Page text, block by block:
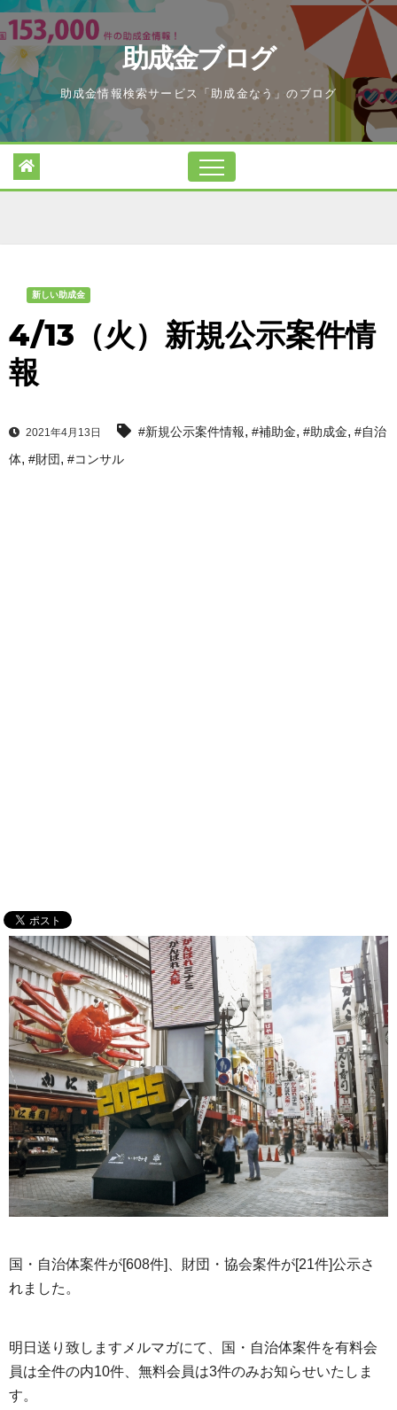
Skip
to
content
助成金ブログ
助成金情報検索サービス「助成金なう」のブログ
新しい助成金
4/13（火）新規公示案件情
報
2021年4月13日 #新規公示案件情報, #補助金, #助成金, #自治
体, #財団, #コンサル
国・自治体案件が[608件]、財団・協会案件が[21件]公示さ
れました。
明日送り致しますメルマガにて、国・自治体案件を有料会
員は全件の内10件、無料会員は3件のみお知らせいたしま
す。